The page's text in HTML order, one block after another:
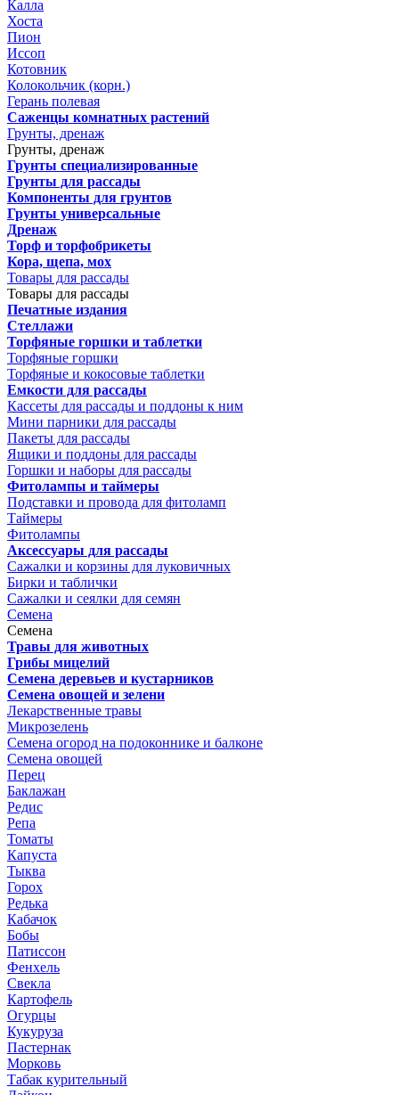
Калла
Хоста
Пион
Иссоп
Котовник
Колокольчик (корн.)
Герань полевая
Саженцы комнатных растений
Грунты, дренаж
Грунты, дренаж
Грунты специализированные
Грунты для рассады
Компоненты для грунтов
Грунты универсальные
Дренаж
Торф и торфобрикеты
Кора, щепа, мох
Товары для рассады
Товары для рассады
Печатные издания
Стеллажи
Торфяные горшки и таблетки
Торфяные горшки
Торфяные и кокосовые таблетки
Емкости для рассады
Кассеты для рассады и поддоны к ним
Мини парники для рассады
Пакеты для рассады
Ящики и поддоны для рассады
Горшки и наборы для рассады
Фитолампы и таймеры
Подставки и провода для фитоламп
Таймеры
Фитолампы
Аксессуары для рассады
Сажалки и корзины для луковичных
Бирки и таблички
Сажалки и сеялки для семян
Семена
Семена
Травы для животных
Грибы мицелий
Семена деревьев и кустарников
Семена овощей и зелени
Лекарственные травы
Микрозелень
Семена огород на подоконнике и балконе
Семена овощей
Перец
Баклажан
Редис
Репа
Томаты
Капуста
Тыква
Горох
Редька
Кабачок
Бобы
Патиссон
Фенхель
Свекла
Картофель
Огурцы
Кукуруза
Пастернак
Морковь
Табак курительный